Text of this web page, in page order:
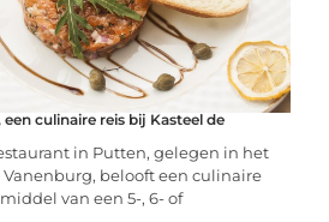
culinaire reis bij Kasteel de
in Putten, gelegen in het
Vanenburg, belooft een culinaire
van een 5-, 6- of